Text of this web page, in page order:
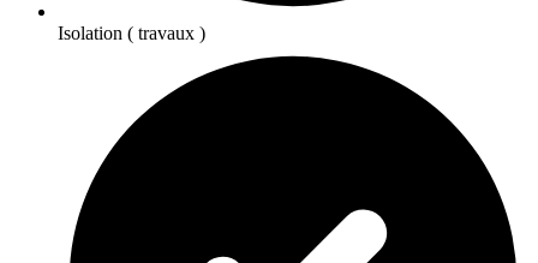
Isolation ( travaux )